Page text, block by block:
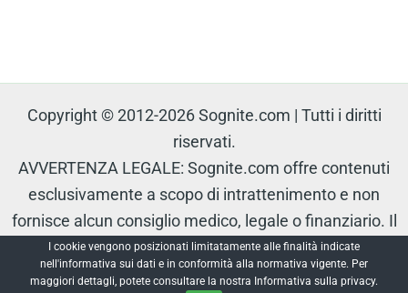
Copyright © 2012-2026 Sognite.com | Tutti i diritti
riservati.
AVVERTENZA LEGALE: Sognite.com offre contenuti
esclusivamente a scopo di intrattenimento e non
fornisce alcun consiglio medico, legale o finanziario. Il
contenuto è protetto e non può essere riprodotto senza
autorizzazione.
I cookie vengono posizionati limitatamente alle finalità indicate
nell'informativa sui dati e in conformità alla normativa vigente. Per
maggiori dettagli, potete consultare la nostra Informativa sulla privacy.